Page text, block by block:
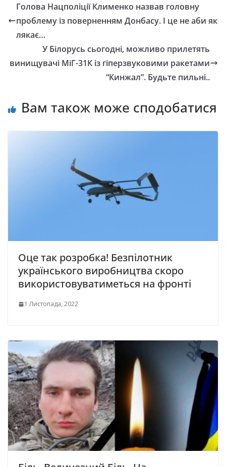
Голова Нацполіції Клименко назвав головну
проблему із поверненням Донбасу. І це не аби як
лякає…
У Білорусь сьогодні, можливо прилетять
винищувачі МіГ-31К із гіперзвуковими ракетами
“Кинжал”. Будьте пильні..
Вам також може сподобатися
Оце так розробка! Безпілотник
українського виробництва скоро
використовуватиметься на фронті
1 Листопада, 2022